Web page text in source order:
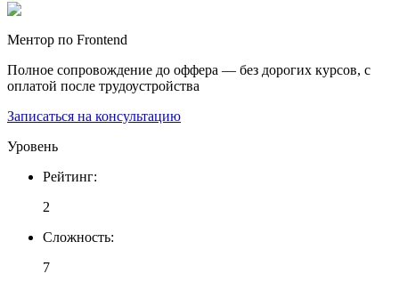
Ментор по Frontend
Полное сопровождение до оффера — без дорогих курсов, с
оплатой после трудоустройства
Записаться на консультацию
Уровень
Рейтинг:
2
Сложность:
7